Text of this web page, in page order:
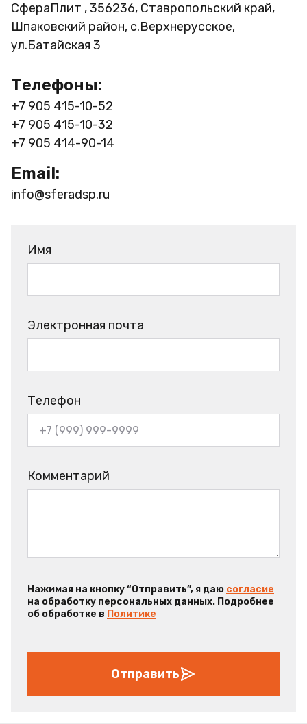
СфераПлит , 356236, Ставропольский край,
Шпаковский район, с.Верхнерусское,
ул.Батайская 3
Телефоны:
+7 905 415-10-52
+7 905 415-10-32
+7 905 414-90-14
Email:
info@sferadsp.ru
Имя
Электронная почта
Телефон
Комментарий
Нажимая на кнопку “Отправить”, я даю согласие
на обработку персональных данных. Подробнее
об обработке в Политике
Отправить